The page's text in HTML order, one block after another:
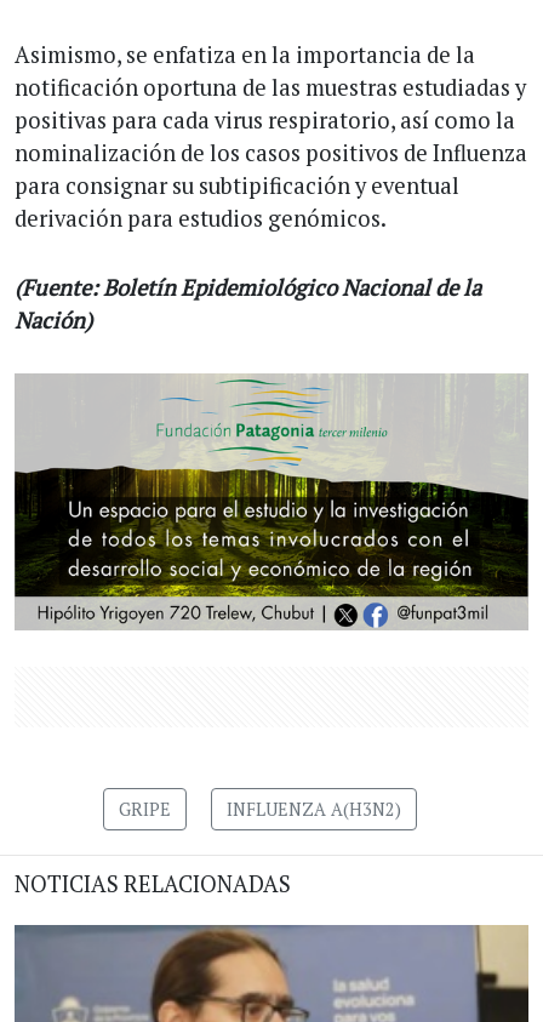
Asimismo, se enfatiza en la importancia de la
notificación oportuna de las muestras estudiadas y
positivas para cada virus respiratorio, así como la
nominalización de los casos positivos de Influenza
para consignar su subtipificación y eventual
derivación para estudios genómicos.
(Fuente: Boletín Epidemiológico Nacional de la
Nación)
GRIPE INFLUENZA A(H3N2)
NOTICIAS RELACIONADAS